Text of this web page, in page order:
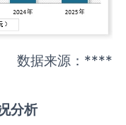
数据来源：****
分析